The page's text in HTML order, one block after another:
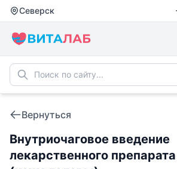
Северск
Вернуться
Внутриочаговое введение
лекарственного